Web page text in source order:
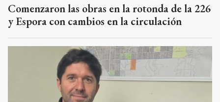
Comenzaron las obras en la rotonda de la 226
y Espora con cambios en la circulación